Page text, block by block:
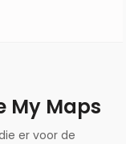
My Maps
er voor de